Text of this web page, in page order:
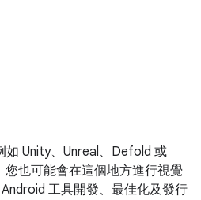
如 Unity、Unreal、Defold 或
也可能會在這個地方進行視覺
工具開發、最佳化及發行